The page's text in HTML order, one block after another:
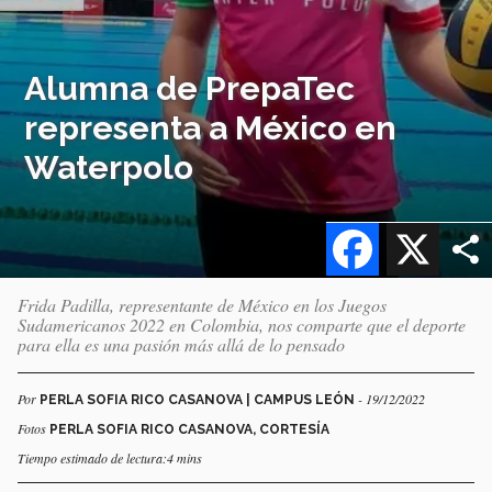
Alumna de PrepaTec
representa a México en
Waterpolo
X
Facebook
Frida Padilla, representante de México en los Juegos
Sudamericanos 2022 en Colombia, nos comparte que el deporte
para ella es una pasión más allá de lo pensado
Por PERLA SOFIA RICO CASANOVA | CAMPUS LEÓN - 19/12/2022
Fotos PERLA SOFIA RICO CASANOVA, CORTESÍA
Tiempo estimado de lectura:4 mins